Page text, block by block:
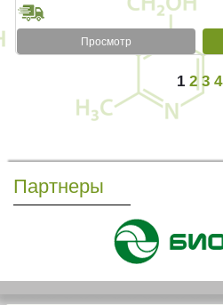
Просмотр
1 2 3 4
Партнеры